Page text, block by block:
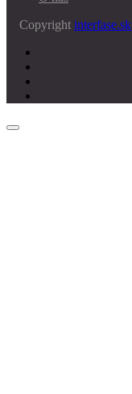
Copyright interfase.sk